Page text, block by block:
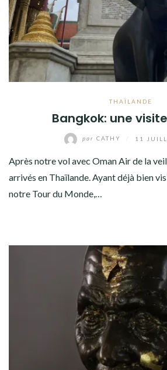
THAÏLANDE
Bangkok: une
par CATHY 11
Après notre vol avec Oman Air de la
arrivés en Thaïlande. Ayant déjà bien
notre Tour du Monde,…
AMÉRIQUE DU SUD
TOUR DU MONDE 2020-2021
CONTACT